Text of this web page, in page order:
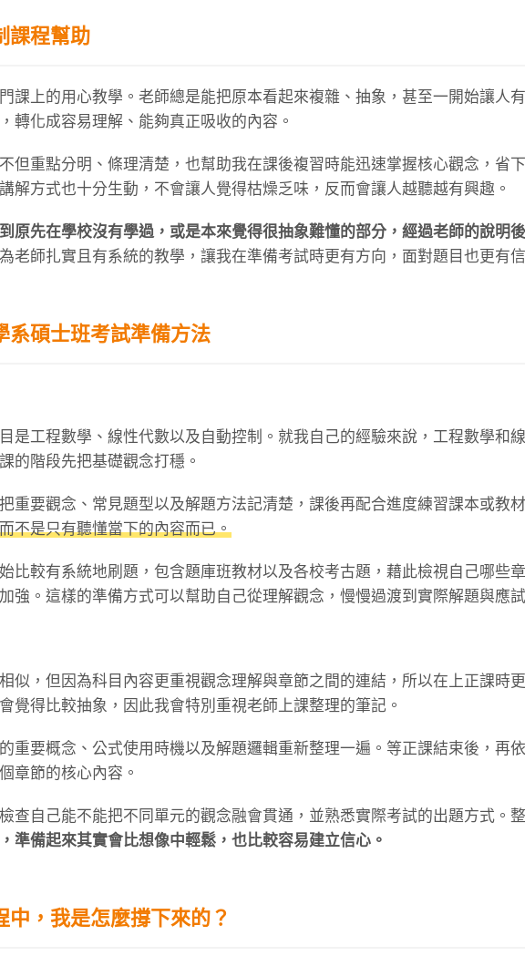
課程幫助
課上的用心教學。老師總是能把原本看起來複雜、抽象，甚至一開始讓人
轉化成容易理解、能夠真正吸收的內容。
但重點分明、條理清楚，也幫助我在課後複習時能迅速掌握核心觀念，省
解方式也十分生動，不會讓人覺得枯燥乏味，反而會讓人越聽越有興趣。
原先在學校沒有學過，或是本來覺得很抽象難懂的部分，經過老師的說明
老師扎實且有系統的教學，讓我在準備考試時更有方向，面對題目也更有信
系碩士班考試準備方法
是工程數學、線性代數以及自動控制。就我自己的經驗來說，工程數學和
的階段先把基礎觀念打穩。
重要觀念、常見題型以及解題方法記清楚，課後再配合進度練習課本或教
不是只有聽懂當下的內容而已。
比較有系統地刷題，包含題庫班教材以及各校考古題，藉此檢視自己哪些
強。這樣的準備方式可以幫助自己從理解觀念，慢慢過渡到實際解題與應試
似，但因為科目內容更重視觀念理解與章節之間的連結，所以在上正課時
覺得比較抽象，因此我會特別重視老師上課整理的筆記。
重要概念、公式使用時機以及解題邏輯重新整理一遍。等正課結束後，再
章節的核心內容。
查自己能不能把不同單元的觀念融會貫通，並熟悉實際考試的出題方式。整
準備起來其實會比想像中輕鬆，也比較容易建立信心。
，我是怎麼撐下來的？